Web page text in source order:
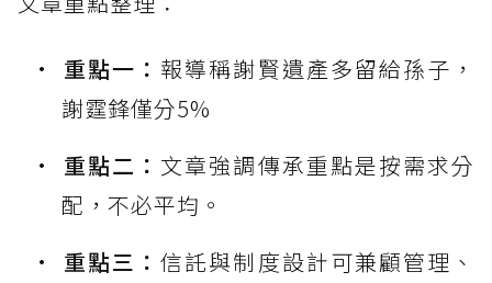
重點一： 報導稱謝賢遺產多留給孫子，
謝霆鋒僅分5%
重點二： 文章強調傳承重點是按需求分
配，不必平均。
重點三：信託與制度設計可兼顧管理、